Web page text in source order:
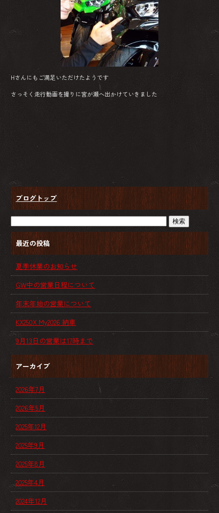
Hさんにもご満足いただけたようです
さっそく走行動画を撮りに宮が瀬へ出かけていきました
ブログトップ
最近の投稿
夏季休業のお知らせ
GW中の営業日程について
年末年始の営業について
KX250X My2026 納車
9月13日の営業は17時まで
アーカイブ
2026年7月
2026年5月
2025年12月
2025年9月
2025年8月
2025年4月
2024年12月